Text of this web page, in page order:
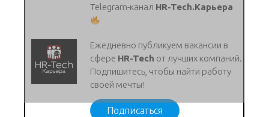
Telegram-канал HR-Tech.Карьера
Ежедневно публикуем вакансии в
сфере HR-Tech от лучших компаний.
Подпишитесь, чтобы найти работу
своей мечты!
Подписаться